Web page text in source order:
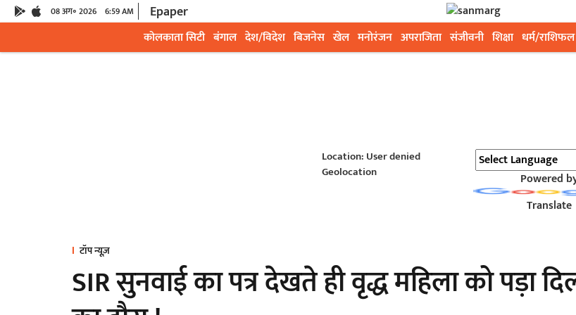
08 अग॰ 2026 6:59 AM Epaper
कोलकाता सिटी बंगाल देश/विदेश बिजनेस खेल मनोरंजन अपराजिता संजीवनी शिक्षा धर्म/राशिफल
Location: User denied
Geolocation
Powered
Translate
टॉप न्यूज़
SIR सुनवाई का पत्र देखते ही वृद्ध महिला को पड़ा